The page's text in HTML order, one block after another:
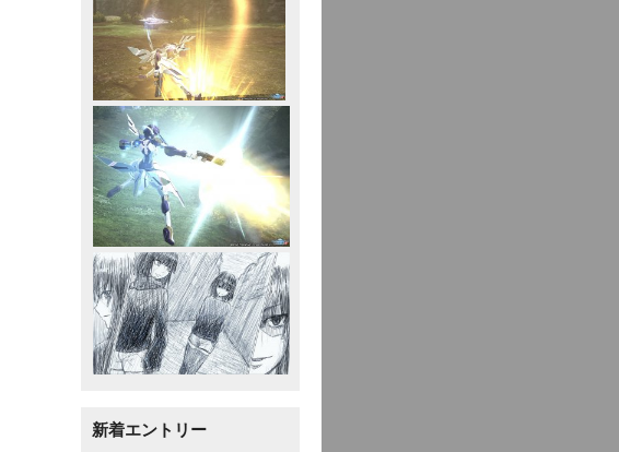
新着エントリー